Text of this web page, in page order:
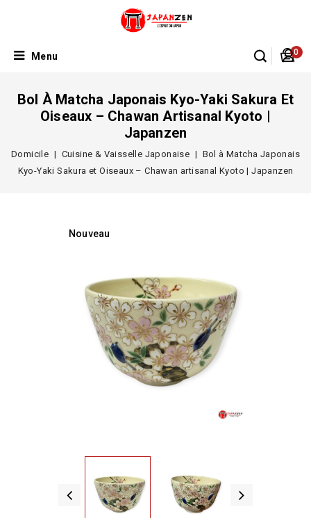
0
Menu
Bol À Matcha Japonais Kyo-Yaki Sakura Et
Oiseaux – Chawan Artisanal Kyoto |
Japanzen
Domicile Cuisine & Vaisselle Japonaise
Bol à Matcha Japonais
Kyo-Yaki Sakura et Oiseaux – Chawan artisanal Kyoto | Japanzen
Nouveau